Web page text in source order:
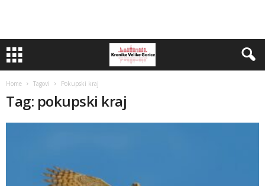
Home Tagovi Pokupski kraj
Tag: pokupski kraj